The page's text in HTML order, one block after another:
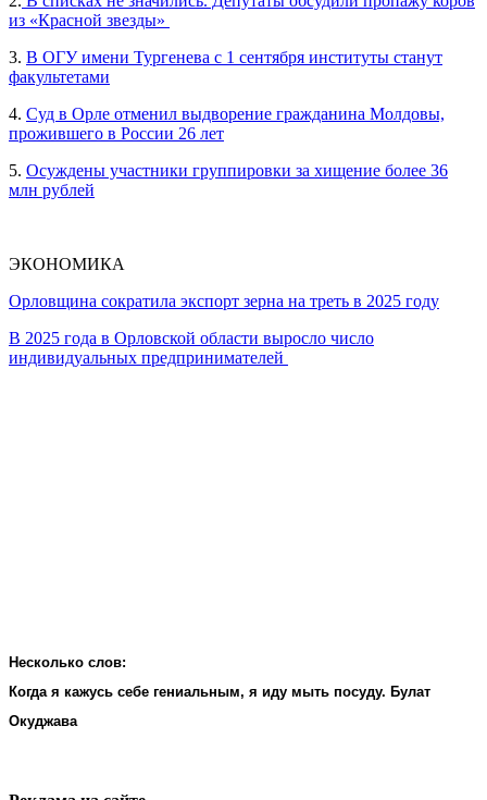
из «Красной звезды»
3. В ОГУ имени Тургенева с 1 сентября институты станут
факультетами
4. Суд в Орле отменил выдворение гражданина Молдовы,
прожившего в России 26 лет
5. Осуждены участники группировки за хищение более 36
млн рублей
ЭКОНОМИКА
Орловщина сократила экспорт зерна на треть в 2025 году
В 2025 года в Орловской области выросло число
индивидуальных предпринимателей
Несколько слов:
Когда я кажусь себе гениальным, я иду мыть посуду. Булат
Окуджава